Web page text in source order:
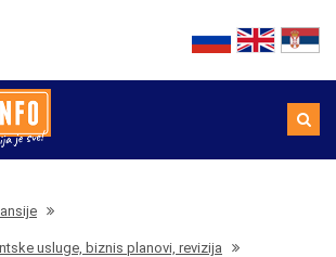
usluge, biznis planovi, revizija